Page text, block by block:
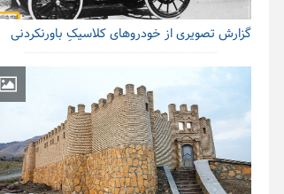
گزارش تصویری از خودروهای کلاسیکِ باورنکردنی